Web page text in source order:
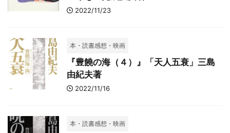
2022/11/23
本・読書感想・映画
『豊饒の海（４）』「天人五衰」三島
由紀夫著
2022/11/16
本・読書感想・映画